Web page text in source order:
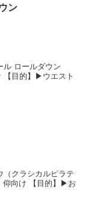
ン